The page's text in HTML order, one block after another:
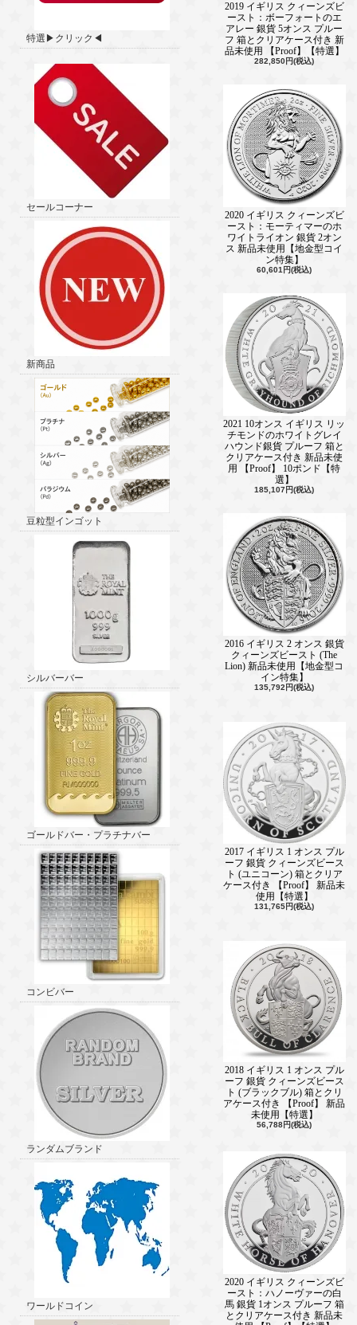
特選▶クリック◀
セールコーナー
新商品
豆粒型インゴット
シルバーバー
ゴールドバー・プラチナバー
コンビバー
ランダムブランド
ワールドコイン
2019 イギリス クィーンズビ
ースト：ボーフォートのエ
アレー 銀貨 5オンス プルー
フ 箱とクリアケース付き 新
品未使用 【Proof】【特選】
282,850円(税込)
2020 イギリス クィーンズビ
ースト：モーティマーのホ
ワイトライオン 銀貨 2オン
ス 新品未使用【地金型コイ
ン特集】
60,601円(税込)
2021 10オンス イギリス リッ
チモンドのホワイトグレイ
ハウンド銀貨 プルーフ 箱と
クリアケース付き 新品未使
用 【Proof】 10ポンド【特
選】
185,107円(税込)
2016 イギリス 2 オンス 銀貨
クィーンズビースト (The
Lion) 新品未使用【地金型コ
イン特集】
135,792円(税込)
2017 イギリス 1 オンス プル
ーフ 銀貨 クィーンズビース
ト (ユニコーン) 箱とクリア
ケース付き 【Proof】 新品未
使用【特選】
131,765円(税込)
2018 イギリス 1 オンス プル
ーフ 銀貨 クィーンズビース
ト (ブラックブル) 箱とクリ
アケース付き 【Proof】 新品
未使用【特選】
56,788円(税込)
2020 イギリス クィーンズビ
ースト：ハノーヴァーの白
馬 銀貨 1オンス プルーフ 箱
とクリアケース付き 新品未